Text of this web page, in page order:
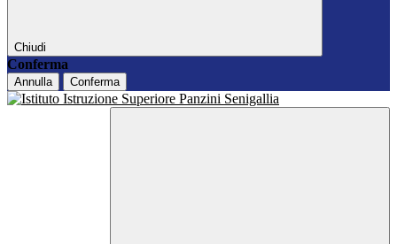
Chiudi
Conferma
Annulla Conferma